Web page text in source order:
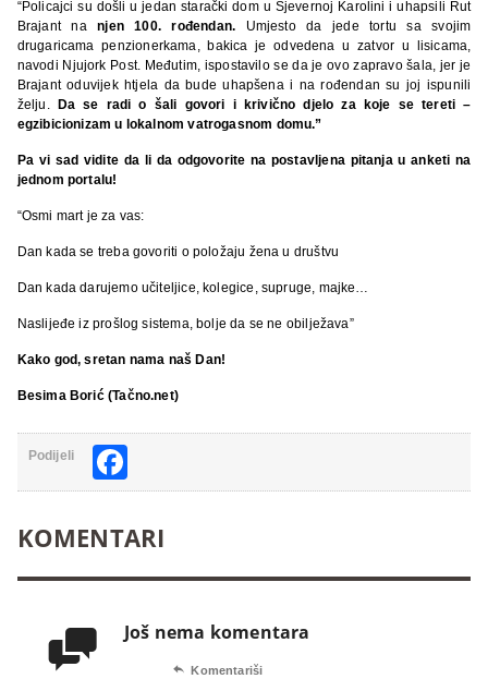
“Policajci su došli u jedan starački dom u Sjevernoj Karolini i uhapsili Rut
Brajant nanjen 100. rođendan.
Umjesto da jede tortu sa svojim
drugaricama penzionerkama, bakica je odvedena u zatvor u lisicama,
navodi Njujork Post. Međutim, ispostavilo se da je ovo zapravo šala, jer je
Brajant oduvijek htjela da bude uhapšena i na rođendan su joj ispunili
želju. Da se radi o šali govori i krivično djelo za koje se tereti –
egzibicionizam u lokalnom vatrogasnom domu.”
Pa vi sad vidite da li da odgovorite na postavljena pitanja u anketi na
jednom portalu!
“Osmi mart je za vas:
Dan kada se treba govoriti o položaju žena u društvu
Dan kada darujemo učiteljice, kolegice, supruge, majke…
Naslijeđe iz prošlog sistema, bolje da se ne obilježava”
Kako god, sretan nama naš Dan!
Besima Borić (Tačno.net)
Podijeli
KOMENTARI
 Još nema komentara
 Komentariši